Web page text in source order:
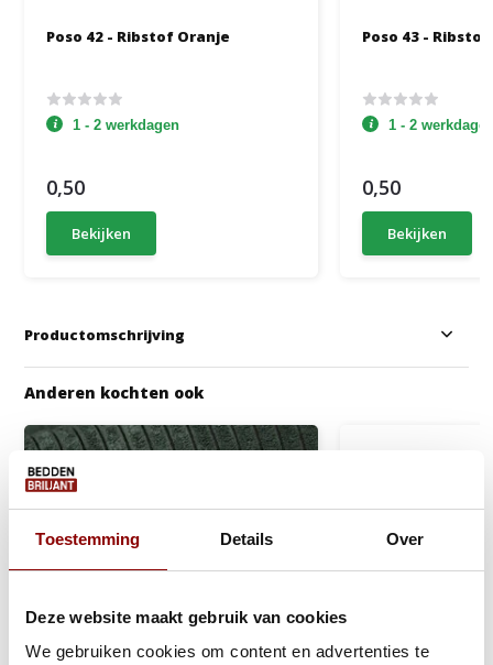
Toestemming Details Over
Deze website maakt gebruik van cookies
We gebruiken cookies om content en advertenties te
Poso 42 - Ribstof Oranje
1 - 2 werkdagen
0,50
Bekijken
Poso 43 - Ribstof
1 - 2
0,50
Bekijken
Productomschrijving
Anderen kochten ook